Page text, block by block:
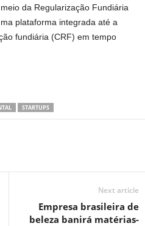
da Regularização Fundiária
plataforma integrada até a
fundiária (CRF) em tempo
STARTUPS
Next article
Empresa brasileira de
beleza banirá matérias-